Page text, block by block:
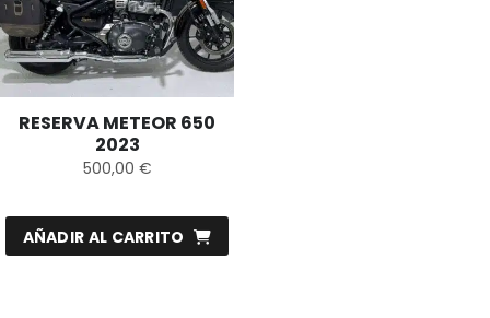
RESERVA METEOR 650
2023
500,00 €
AÑADIR AL CARRITO